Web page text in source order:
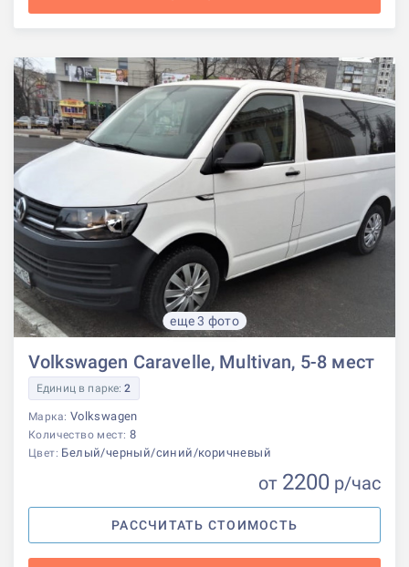
еще 3 фото
Volkswagen Caravelle, Multivan, 5-8 мест
Единиц в парке:2
Марка: Volkswagen
Количество мест: 8
Цвет: Белый/черный/синий/коричневый
от 2200 р/час
РАССЧИТАТЬ СТОИМОСТЬ